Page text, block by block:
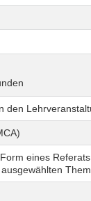
den
eines